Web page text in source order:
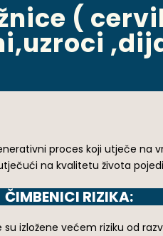
(
proces koji utječe na
na kvalitetu života
ČIMBENICI RIZIKA:
izložene većem riziku od